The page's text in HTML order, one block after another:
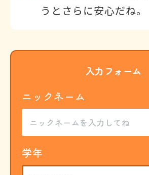
うとさらに安心だね。
入力フォーム
ニックネーム
学年